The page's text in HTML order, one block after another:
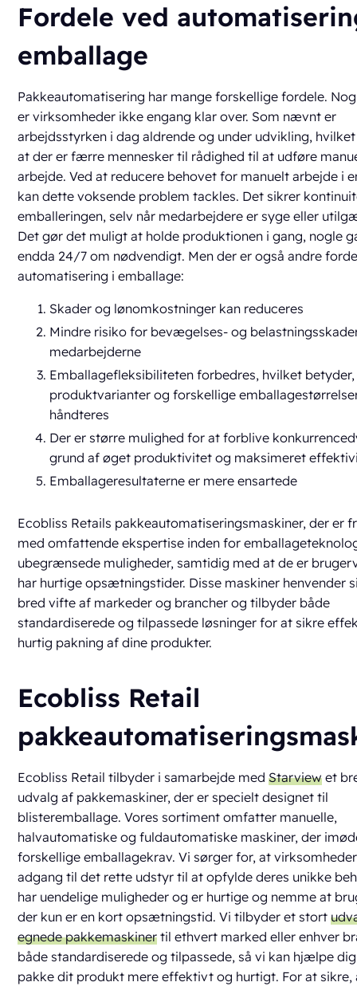
Fordele ved
emballage
Pakkeautomatisering har mange forskellige fordele.
er virksomheder ikke engang klar over. Som nævnt er
arbejdsstyrken i dag aldrende og under udvikling,
at der er færre mennesker til rådighed til at udføre
arbejde. Ved at reducere behovet for manuelt arbejde i
kan dette voksende problem tackles. Det sikrer
emballeringen, selv når medarbejdere er syge eller
Det gør det muligt at holde produktionen i gang, nogle
endda 24/7 om nødvendigt. Men der er også andre
automatisering i emballage:
Skader og lønomkostninger kan reduceres
Mindre risiko for bevægelses- og
medarbejderne
Emballagefleksibiliteten forbedres, hvilket
produktvarianter og forskellige
håndteres
Der er større mulighed for at forblive
grund af øget produktivitet og maksimeret
Emballageresultaterne er mere ensartede
Ecobliss Retails pakkeautomatiseringsmaskiner, der er
med omfattende ekspertise inden for
ubegrænsede muligheder, samtidig med at de er
har hurtige opsætningstider. Disse maskiner henvender
bred vifte af markeder og brancher og tilbyder både
standardiserede og tilpassede løsninger for at sikre
hurtig pakning af dine produkter.
Ecobliss Retail
Ecobliss Retail tilbyder i samarbejde medStarview et
udvalg af pakkemaskiner, der er specielt designet til
blisteremballage. Vores sortiment omfatter manuelle,
halvautomatiske og fuldautomatiske maskiner, der
forskellige emballagekrav. Vi sørger for, at
adgang til det rette udstyr til at opfylde deres unikke
har uendelige muligheder og er hurtige og nemme at
der kun er en kort opsætningstid. Vi tilbyder et stort
egnede pakkemaskiner til ethvert marked eller enhver
både standardiserede og tilpassede, så vi kan hjælpe
pakke dit produkt mere effektivt og hurtigt. For at sikre,